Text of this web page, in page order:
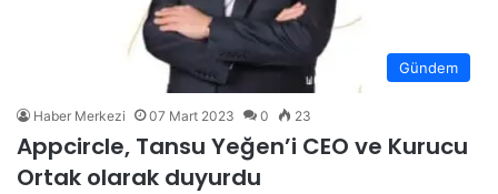
Gündem
Haber Merkezi 07 Mart 2023 0 23
Appcircle, Tansu Yeğen’i CEO ve Kurucu
Ortak olarak duyurdu